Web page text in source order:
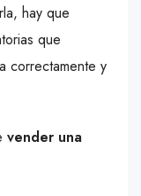
hay que
que
correctamente y
vender una